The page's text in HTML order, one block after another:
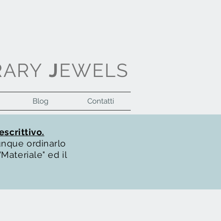
JEWELS
Blog Contatti
ordinarlo
ed il